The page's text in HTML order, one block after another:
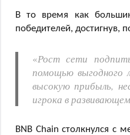
В то время как
победителей, достигнув,
«Рост сети
помощью выгодного
высокую прибыль,
игрока в
BNB Chain столкнулся с